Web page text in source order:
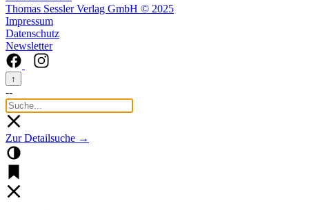
Thomas Sessler Verlag GmbH © 2025
Impressum
Datenschutz
Newsletter
↑
--
Zur Detailsuche →